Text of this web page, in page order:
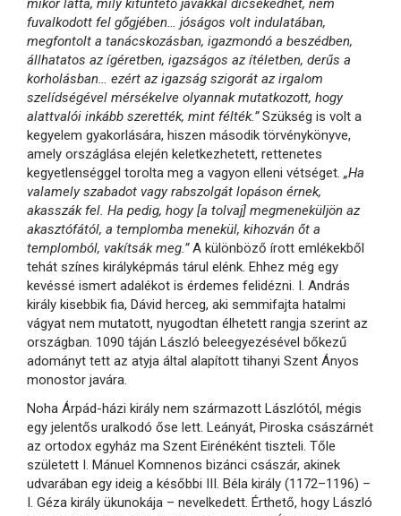
mikor látta, mily kitüntető javakkal dicsekedhet, nem
fuvalkodott fel gőgjében… jóságos volt indulatában,
megfontolt a tanácskozásban, igazmondó a beszédben,
állhatatos az ígéretben, igazságos az ítéletben, derűs a
korholásban… ezért az igazság szigorát az irgalom
szelídségével mérsékelve olyannak mutatkozott, hogy
alattvalói inkább szerették, mint félték.”Szükség is volt a
kegyelem gyakorlására, hiszen második törvénykönyve,
amely országlása elején keletkezhetett, rettenetes
kegyetlenséggel torolta meg a vagyon elleni vétséget. „Ha
valamely szabadot vagy rabszolgát lopáson érnek,
akasszák fel. Ha pedig, hogy [a tolvaj] megmeneküljön az
akasztófától, a templomba menekül, kihozván őt a
templomból, vakítsák meg.”A különböző írott emlékekből
tehát színes királyképmás tárul elénk. Ehhez még egy
kevéssé ismert adalékot is érdemes felidézni. I. András
király kisebbik fia, Dávid herceg, aki semmifajta hatalmi
vágyat nem mutatott, nyugodtan élhetett rangja szerint az
országban. 1090 táján László beleegyezésével bőkezű
adományt tett az atyja által alapított tihanyi Szent Ányos
monostor javára.
Noha Árpád-házi király nem származott Lászlótól, mégis
egy jelentős uralkodó őse lett. Leányát, Piroska császárnét
az ortodox egyház ma Szent Eirénéként tiszteli. Tőle
született I. Mánuel Komnenos bizánci császár, akinek
udvarában egy ideig a későbbi III. Béla király (1172–1196) –
I. Géza király ükunokája – nevelkedett. Érthető, hogy László